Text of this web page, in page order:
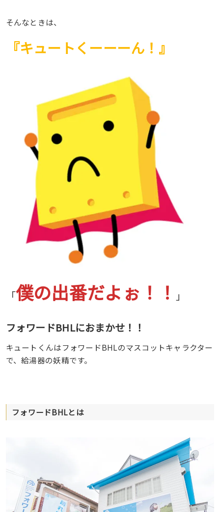
そんなときは、
『キュートくーーーん！』
「僕の出番だよぉ！！ 」
フォワードBHLにおまかせ！！
キュートくんはフォワードBHLのマスコットキャラクター
で、給湯器の妖精です。
フォワードBHLとは